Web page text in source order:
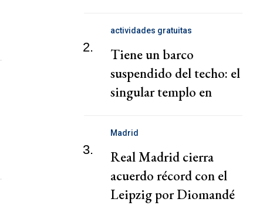
2.
actividades gratuitas
Tiene un barco
suspendido del techo: el
singular templo en
3.
Madrid
Real Madrid cierra
acuerdo récord con el
Leipzig por Diomandé